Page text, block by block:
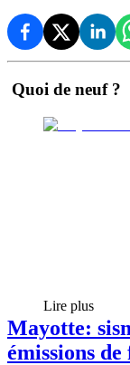
Quoi de neuf ?
Lire plus
Mayotte:
émissions